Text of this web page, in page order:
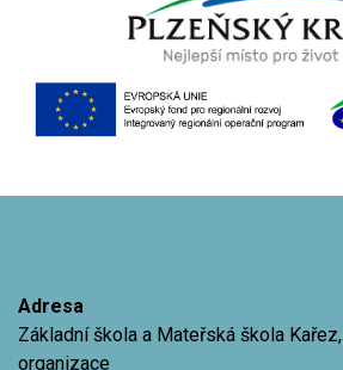
Adresa
Základní škola a Mateřská škola
organizace